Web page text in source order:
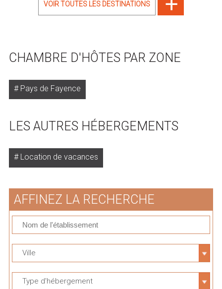
VOIR TOUTES LES DESTINATIONS
CHAMBRE D'HÔTES PAR ZONE
Pays de Fayence
LES AUTRES HÉBERGEMENTS
Location de vacances
AFFINEZ LA RECHERCHE
Ville
Type d'hébergement